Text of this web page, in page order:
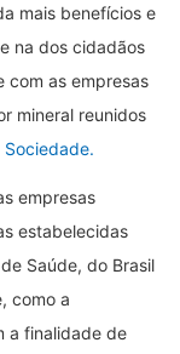
mais benefícios e
na dos cidadãos
com as empresas
mineral reunidos
Sociedade.
empresas
estabelecidas
Saúde, do Brasil
como a
a finalidade de